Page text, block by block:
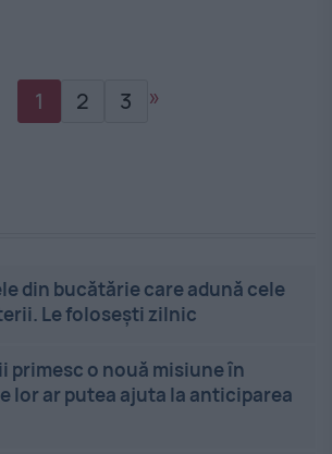
1 2 3 »
din bucătărie care adună cele
Le folosești zilnic
primesc o nouă misiune în
lor ar putea ajuta la anticiparea